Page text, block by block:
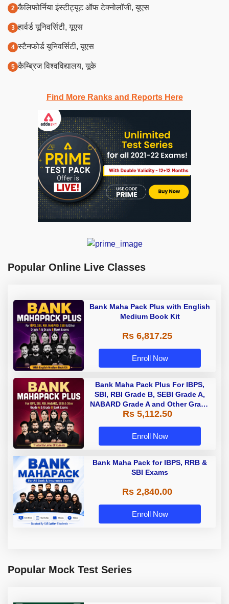
कैलिफोर्निया इंस्टीट्यूट ऑफ टेक्नोलॉजी, यूएस
हार्वर्ड यूनिवर्सिटी, यूएस
स्टैनफोर्ड यूनिवर्सिटी, यूएस
कैम्ब्रिज विश्वविद्यालय, यूके
Find More Ranks and Reports Here
Popular Online Live Classes
Bank Maha Pack Plus with English
Medium Book Kit
Rs 6,817.25
Enroll Now
Bank Maha Pack Plus For IBPS,
SBI, RBI Grade B, SEBI Grade A,
NABARD Grade A and Other Grade
A & Grade B Bank Exams
Rs 5,112.50
Enroll Now
Bank Maha Pack for IBPS, RRB &
SBI Exams
Rs 2,840.00
Enroll Now
Popular Mock Test Series